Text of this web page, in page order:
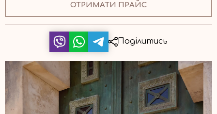
ОТРИМАТИ ПРАЙС
Поділитись